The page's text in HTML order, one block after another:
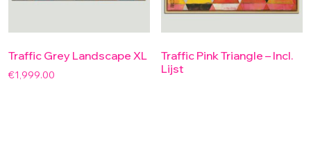
Traffic Grey Landscape XL
€1,999.00
Traffic Pink Triangle – Incl.
Lijst